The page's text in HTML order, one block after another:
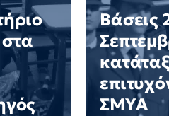
στα
Βάσεις
ΣΜΥΑ